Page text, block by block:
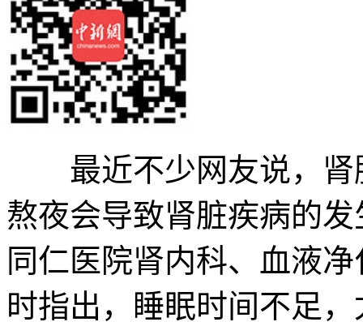
最近不少网友说，肾
熬夜会导致肾脏疾病的
同仁医院肾内科、血液
时指出，睡眠时间不足